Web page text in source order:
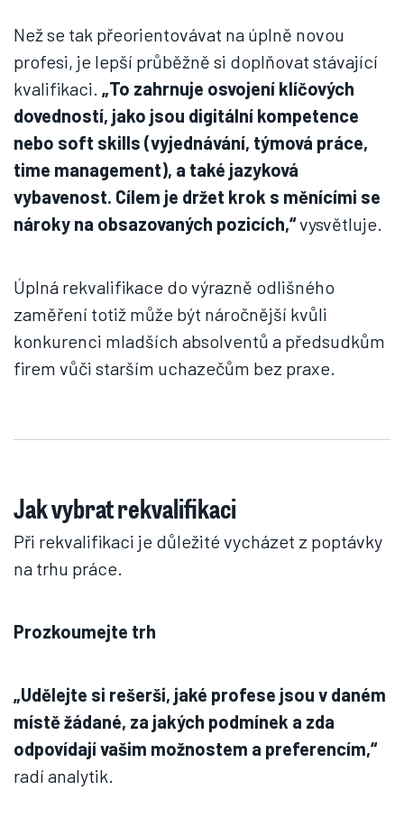
Než se tak přeorientovávat na úplně novou
profesi, je lepší průběžně si doplňovat stávající
kvalifikaci. „To zahrnuje osvojení klíčových
dovedností, jako jsou digitální kompetence
nebo soft skills (vyjednávání, týmová práce,
time management), a také jazyková
vybavenost. Cílem je držet krok s měnícími se
nároky na obsazovaných pozicích,“vysvětluje.
Úplná rekvalifikace do výrazně odlišného
zaměření totiž může být náročnější kvůli
konkurenci mladších absolventů a předsudkům
firem vůči starším uchazečům bez praxe.
Jak vybrat rekvalifikaci
Při rekvalifikaci je důležité vycházet z poptávky
na trhu práce.
Prozkoumejte trh
„Udělejte si rešerši, jaké profese jsou v daném
místě žádané, za jakých podmínek a zda
odpovídají vašim možnostem a preferencím,“
radí analytik.